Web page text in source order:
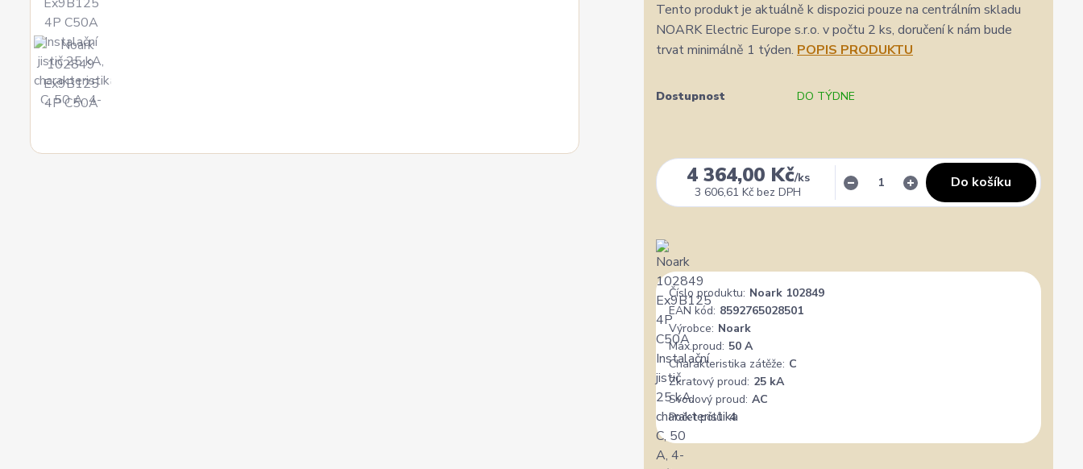
Tento produkt je aktuálně k dispozici pouze na centrálním skladu
NOARK Electric Europe s.r.o. v počtu 2 ks, doručení k nám bude
trvat minimálně 1 týden. POPIS PRODUKTU
Dostupnost DO TÝDNE
4 364,00 Kč/ks
3 606,61 Kč bez DPH
Do košíku
Číslo produktu: Noark 102849
EAN kód: 8592765028501
Výrobce: Noark
Max.proud: 50 A
Charakteristika zátěže: C
Zkratový proud: 25 kA
Svodový proud: AC
Počet pólů: 4